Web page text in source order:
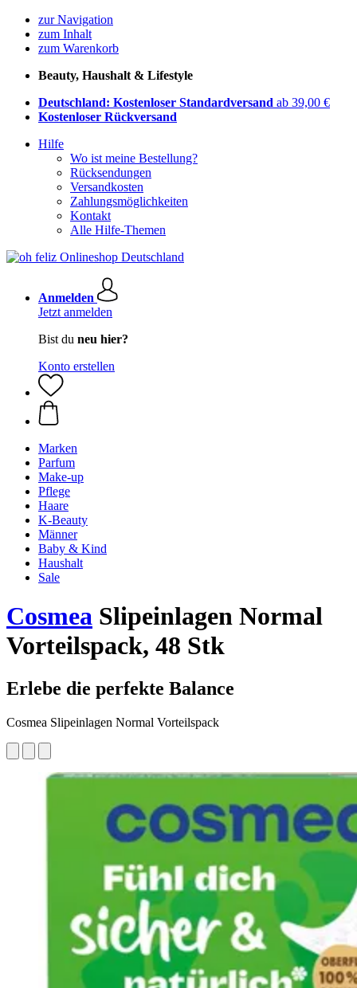
zur Navigation
zum Inhalt
zum Warenkorb
Beauty, Haushalt & Lifestyle
Deutschland: Kostenloser Standardversand ab 39,00 €
Kostenloser Rückversand
Hilfe
Wo ist meine Bestellung?
Rücksendungen
Versandkosten
Zahlungsmöglichkeiten
Kontakt
Alle Hilfe-Themen
Anmelden
Jetzt anmelden
Bist du neu hier?
Konto erstellen
Marken
Parfum
Make-up
Pflege
Haare
K-Beauty
Männer
Baby & Kind
Haushalt
Sale
Cosmea Slipeinlagen Normal
Vorteilspack, 48 Stk
Erlebe die perfekte Balance
Cosmea Slipeinlagen Normal Vorteilspack